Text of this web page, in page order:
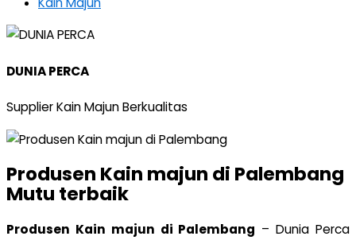
DUNIA PERCA
Supplier Kain Majun Berkualitas
Produsen Kain majun di Palembang
Mutu terbaik
Produsen Kain majun di Palembang – Dunia Perca